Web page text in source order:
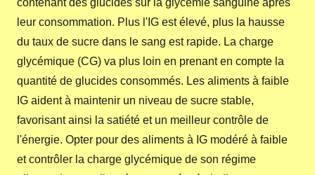
contenant des glucides sur la glycémie sanguine après
leur consommation. Plus l'IG est élevé, plus la hausse
du taux de sucre dans le sang est rapide. La charge
glycémique (CG) va plus loin en prenant en compte la
quantité de glucides consommés. Les aliments à faible
IG aident à maintenir un niveau de sucre stable,
favorisant ainsi la satiété et un meilleur contrôle de
l'énergie. Opter pour des aliments à IG modéré à faible
et contrôler la charge glycémique de son régime